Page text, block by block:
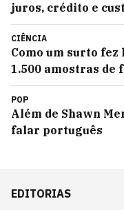
juros, crédito e
CIÊNCIA
Como um surto
1.500 amostras de
POP
Além de Shawn
falar português
EDITORIAS